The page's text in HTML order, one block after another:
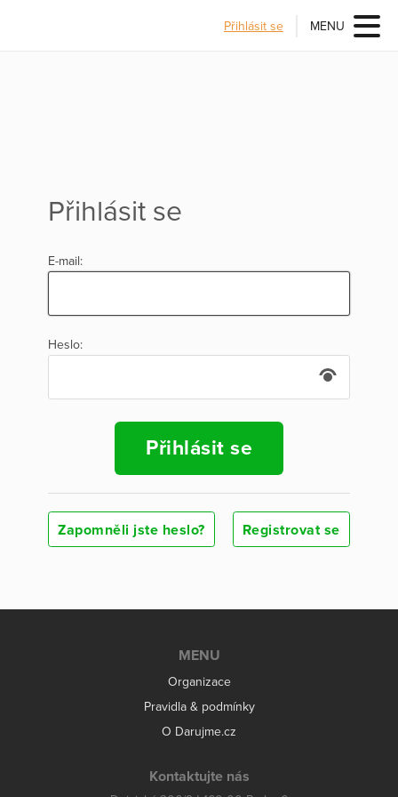
Přihlásit se MENU
Přihlásit se
E-mail:
Heslo:
Přihlásit se
Zapomněli jste heslo? Registrovat se
MENU
Organizace
Pravidla & podmínky
O Darujme.cz
Kontaktujte nás